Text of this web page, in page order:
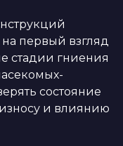
первый взгляд
стадии гниения
состояние
и влиянию